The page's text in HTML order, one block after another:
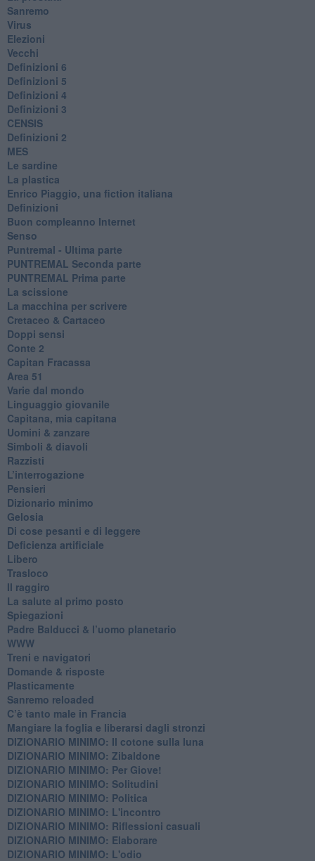
Sanremo
Virus
Elezioni
Vecchi
Definizioni 6
Definizioni 5
Definizioni 4
Definizioni 3
CENSIS
​Definizioni 2
MES
Le sardine
La plastica
​Enrico Piaggio, una fiction italiana
Definizioni
​Buon compleanno Internet
Senso
Puntremal - Ultima parte
PUNTREMAL Seconda parte
​PUNTREMAL Prima parte
La scissione
La macchina per scrivere
Cretaceo & Cartaceo
Doppi sensi
​Conte 2
​Capitan Fracassa
​Area 51
Varie dal mondo
​Linguaggio giovanile
​Capitana, mia capitana
Uomini & zanzare
​Simboli & diavoli
Razzisti
​L’interrogazione
Pensieri
​Dizionario minimo
Gelosia
Di cose pesanti e di leggere
​Deficienza artificiale
Libero
Trasloco
Il raggiro
​La salute al primo posto
Spiegazioni
Padre Balducci & l’uomo planetario
WWW
​Treni e navigatori
​Domande & risposte
​Plasticamente
Sanremo reloaded
C’è tanto male in Francia
​Mangiare la foglia e liberarsi dagli stronzi
DIZIONARIO MINIMO: Il cotone sulla luna
DIZIONARIO MINIMO: Zibaldone
DIZIONARIO MINIMO: Per Giove!
DIZIONARIO MINIMO: Solitudini
DIZIONARIO MINIMO: Politica
DIZIONARIO MINIMO: L'incontro
DIZIONARIO MINIMO: Riflessioni casuali
DIZIONARIO MINIMO: Elaborare
DIZIONARIO MINIMO: L'odio